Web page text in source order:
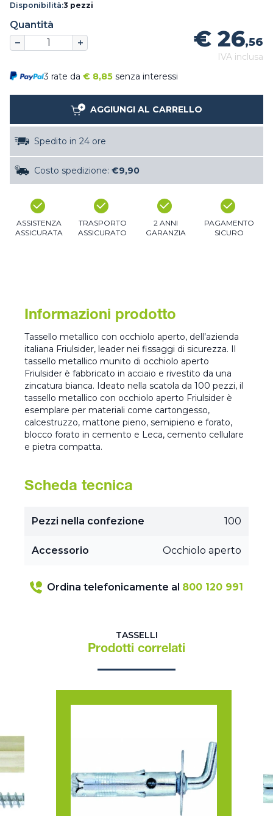
Disponibilità:3 pezzi
Quantità
€ 26,56
IVA inclusa
3 rate da € 8,85 senza interessi
AGGIUNGI AL CARRELLO
Spedito in 24 ore
Costo spedizione: €9,90
ASSISTENZA
ASSICURATA
TRASPORTO
ASSICURATO
2 ANNI
GARANZIA
PAGAMENTO
SICURO
Informazioni prodotto
Tassello metallico con occhiolo aperto, dell’azienda
italiana Friulsider, leader nei fissaggi di sicurezza. Il
tassello metallico munito di occhiolo aperto
Friulsider è fabbricato in acciaio e rivestito da una
zincatura bianca. Ideato nella scatola da 100 pezzi, il
tassello metallico con occhiolo aperto Friulsider è
esemplare per materiali come cartongesso,
calcestruzzo, mattone pieno, semipieno e forato,
blocco forato in cemento e Leca, cemento cellulare
e pietra compatta.
Scheda tecnica
Pezzi nella confezione 100
Accessorio Occhiolo aperto
Ordina telefonicamente al 800 120 991
TASSELLI
Prodotti correlati